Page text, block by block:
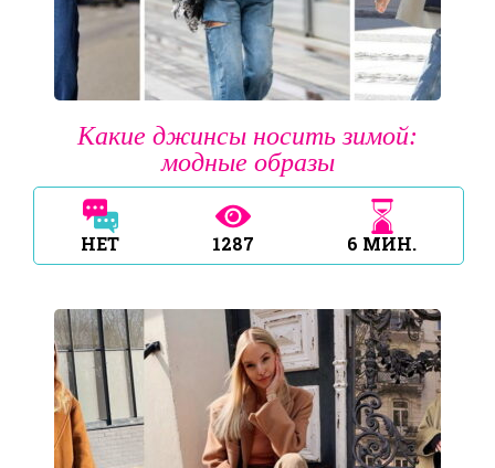
Какие джинсы носить зимой:
модные образы
НЕТ 1287 6 МИН.